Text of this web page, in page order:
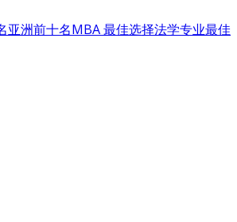
亚洲前十名MBA 最佳选择法学专业最佳